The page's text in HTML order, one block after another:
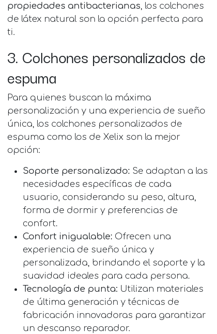
propiedades antibacterianas , los colchones
de látex natural son la opción perfecta para
ti.
3. Colchones personalizados de
espuma
Para quienes buscan la máxima
personalización y una experiencia de sueño
única, los colchones personalizados de
espuma como los de Xelix son la mejor
opción:
Soporte personalizado: Se adaptan a las
necesidades específicas de cada
usuario, considerando su peso, altura,
forma de dormir y preferencias de
confort.
Confort inigualable: Ofrecen una
experiencia de sueño única y
personalizada, brindando el soporte y la
suavidad ideales para cada persona.
Tecnología de punta: Utilizan materiales
de última generación y técnicas de
fabricación innovadoras para garantizar
un descanso reparador.